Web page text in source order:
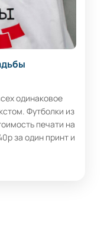
одинаковое
Футболки из
печати на
за один принт и